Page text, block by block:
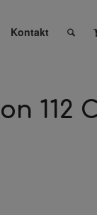
Kontakt
112